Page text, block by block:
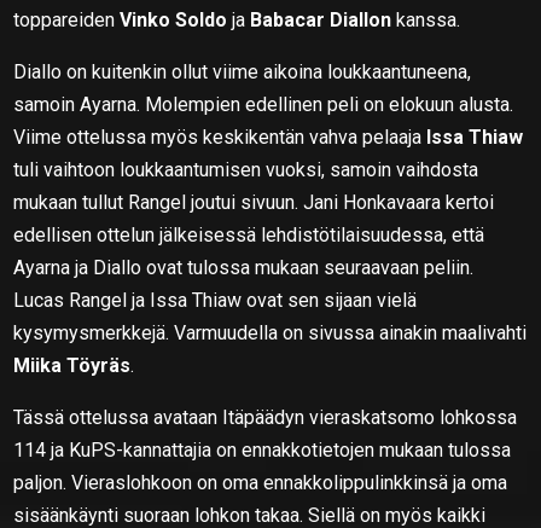
toppareidenVinko Soldo ja Babacar Diallon kanssa.
Diallo on kuitenkin ollut viime aikoina loukkaantuneena,
samoin Ayarna. Molempien edellinen peli on elokuun alusta.
Viime ottelussa myös keskikentän vahva pelaaja Issa Thiaw
tuli vaihtoon loukkaantumisen vuoksi, samoin vaihdosta
mukaan tullut Rangel joutui sivuun. Jani Honkavaara kertoi
edellisen ottelun jälkeisessä lehdistötilaisuudessa, että
Ayarna ja Diallo ovat tulossa mukaan seuraavaan peliin.
Lucas Rangel ja Issa Thiaw ovat sen sijaan vielä
kysymysmerkkejä. Varmuudella on sivussa ainakin maalivahti
Miika Töyräs.
Tässä ottelussa avataan Itäpäädyn vieraskatsomo lohkossa
114 ja KuPS-kannattajia on ennakkotietojen mukaan tulossa
paljon. Vieraslohkoon on oma ennakkolippulinkkinsä ja oma
sisäänkäynti suoraan lohkon takaa. Siellä on myös kaikki